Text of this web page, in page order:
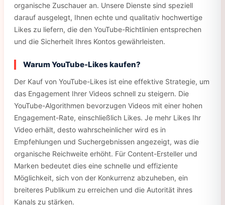
organische Zuschauer an. Unsere Dienste sind speziell
darauf ausgelegt, Ihnen echte und qualitativ hochwertige
Likes zu liefern, die den YouTube-Richtlinien entsprechen
und die Sicherheit Ihres Kontos gewährleisten.
Warum YouTube-Likes kaufen?
Der Kauf von YouTube-Likes ist eine effektive Strategie, um
das Engagement Ihrer Videos schnell zu steigern. Die
YouTube-Algorithmen bevorzugen Videos mit einer hohen
Engagement-Rate, einschließlich Likes. Je mehr Likes Ihr
Video erhält, desto wahrscheinlicher wird es in
Empfehlungen und Suchergebnissen angezeigt, was die
organische Reichweite erhöht. Für Content-Ersteller und
Marken bedeutet dies eine schnelle und effiziente
Möglichkeit, sich von der Konkurrenz abzuheben, ein
breiteres Publikum zu erreichen und die Autorität ihres
Kanals zu stärken.